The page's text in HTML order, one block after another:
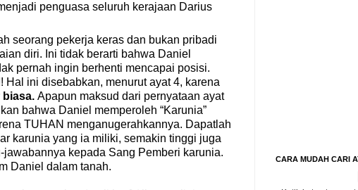
penguasa seluruh kerajaan Darius
seorang pekerja keras dan bukan pribadi
diri. Ini tidak berarti bahwa Daniel
pernah ingin berhenti mencapai posisi.
Hal ini disebabkan, menurut ayat 4, karena
biasa. Apapun maksud dari pernyataan ayat
bahwa Daniel memperoleh “Karunia”
TUHAN menganugerahkannya. Dapatlah
karunia yang ia miliki, semakin tinggi juga
kepada Sang Pemberi karunia.
Daniel dalam tanah.
CARA MUDAH CARI